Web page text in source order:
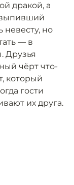
дракой, а
невесту, но
— в
Друзья
чёрт что-
который
гости
их друга.